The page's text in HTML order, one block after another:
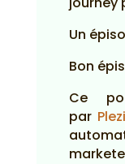
Un
Bon
Ce
par Plezi